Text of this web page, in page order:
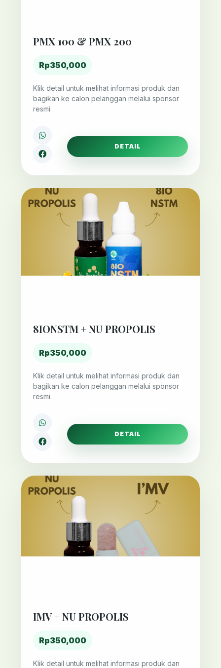
PMX 100 & PMX 200
Rp350,000
Klik detail untuk melihat informasi produk dan
bagikan ke calon pelanggan melalui sponsor
resmi.
DETAIL
8IONSTM + NU PROPOLIS
Rp350,000
Klik detail untuk melihat informasi produk dan
bagikan ke calon pelanggan melalui sponsor
resmi.
DETAIL
IMV + NU PROPOLIS
Rp350,000
Klik detail untuk melihat informasi produk dan